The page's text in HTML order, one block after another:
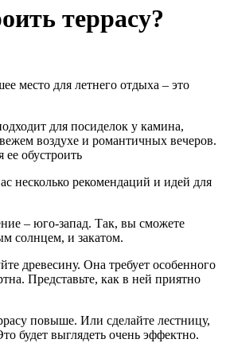
террасу?
место для летнего отдыха – это
для посиделок у камина,
воздухе и романтичных вечеров.
ее обустроить
несколько рекомендаций и идей для
– юго-запад. Так, вы сможете
солнцем, и закатом.
древесину. Она требует особенного
Представьте, как в ней приятно
повыше. Или сделайте лестницу,
будет выглядеть очень эффектно.